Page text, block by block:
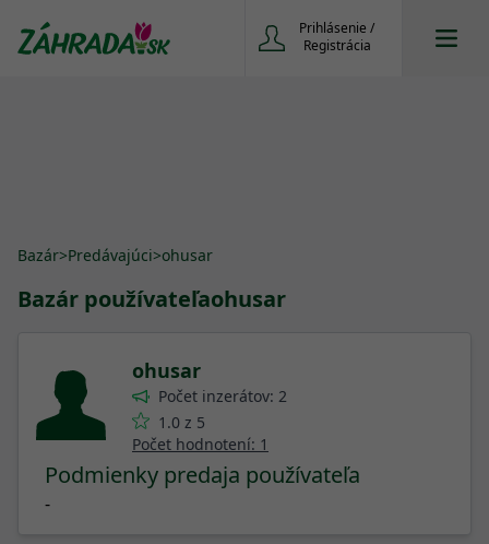
Prihlásenie /
Registrácia
Bazár>Predávajúci>ohusar
Bazár používateľaohusar
ohusar
Počet inzerátov: 2
1.0 z 5
Počet hodnotení: 1
Podmienky predaja používateľa
-